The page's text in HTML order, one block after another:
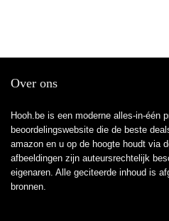
Over ons
Hooh.be is een moderne alles-in-één
beoordelingswebsite die de beste
amazon en u op de hoogte houdt via
afbeeldingen zijn auteursrechtelijk
eigenaren. Alle geciteerde inhoud is
bronnen.